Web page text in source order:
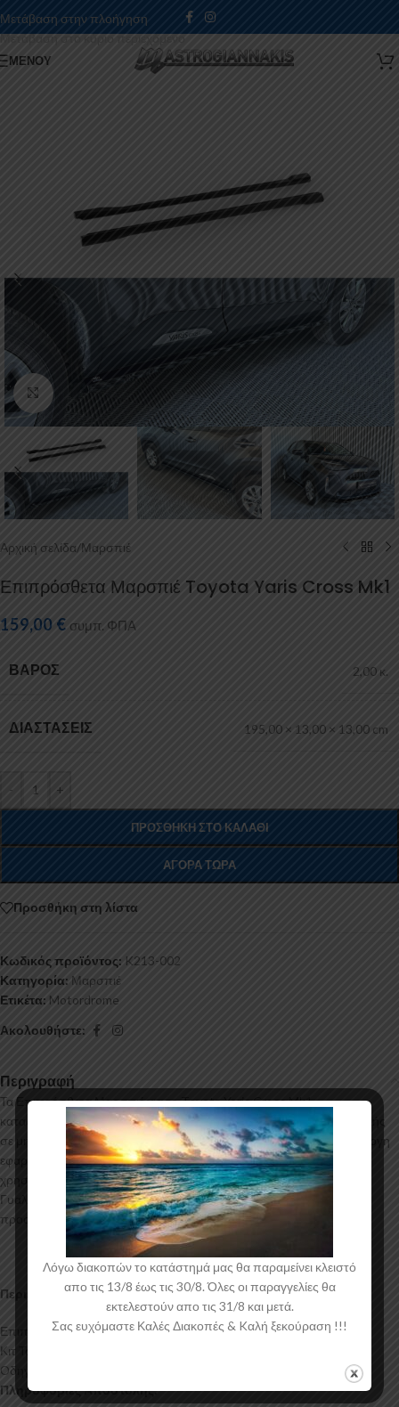
Μετάβαση στην πλοήγηση
Μετάβαση στο κύριο περιεχόμενο
ΜΕΝΟΎ
Κάντε κλικ για μεγέθυνση
Αρχική σελίδα/Μαρσπιέ
Επιπρόσθετα Μαρσπιέ Toyota Yaris Cross Mk1
159,00 € συμπ. ΦΠΑ
ΒΆΡΟΣ 2,00 κ.
ΔΙΑΣΤΆΣΕΙΣ 195,00 × 13,00 × 13,00 cm
- +
ΠΡΟΣΘΉΚΗ ΣΤΟ ΚΑΛΆΘΙ
ΑΓΟΡΆ ΤΏΡΑ
Προσθήκη στη λίστα
Κωδικός προϊόντος: K213-002
Κατηγορία: Μαρσπιέ
Ετικέτα: Motordrome
Ακολουθήστε:
Περιγραφή
Τα Επιπρόσθετα Μαρσπιέ για το Toyota Yaris Cross Mk1
κατασκευάζονται από ABS Πλαστικό υψηλής ποιότητας και αισθητικής
σε μηχανές θερμοδιαμόρφωσης τελευταίας τεχνολογίας έχοντας άψογη
εφαρμογή και εύκολη τοποθέτηση. Το υλικό πλαστικού που
χρησιμοποιείται για την δημιουργία προϊόντων έρχεται σε Μαύρο
Γυαλιστερό χρώμα και με αντιχαρακτική επιφάνεια. Συνοδεύεται από
προστατευτική μεμβράνη όπου αφαιρείται πριν την τοποθέτηση.
Περιεχόμενα Συσκευασίας:
Επιπρόσθετα Μαρσπιέ Toyota Yaris Cross Mk1
Κιτ Τοποθέτησης
Οδηγίες Τοποθέτησης
Πληροφορίες Αποστολής:
Λόγω διακοπών το κατάστημά μας θα παραμείνει κλειστό
απο τις 13/8 έως τις 30/8. Όλες οι παραγγελίες θα
εκτελεστούν απο τις 31/8 και μετά.
Σας ευχόμαστε Καλές Διακοπές & Kαλή ξεκούραση !!!